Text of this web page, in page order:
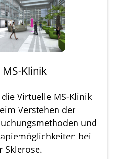
Klinik
Virtuelle MS-Klinik
Verstehen der
und
bei
Sklerose.